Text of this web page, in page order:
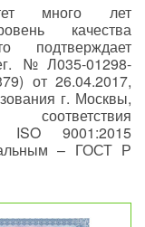
много лет
качества
подтверждает
№Л035-01298-
от 26.04.2017,
г. Москвы,
ISO 9001:2015
– ГОСТ Р